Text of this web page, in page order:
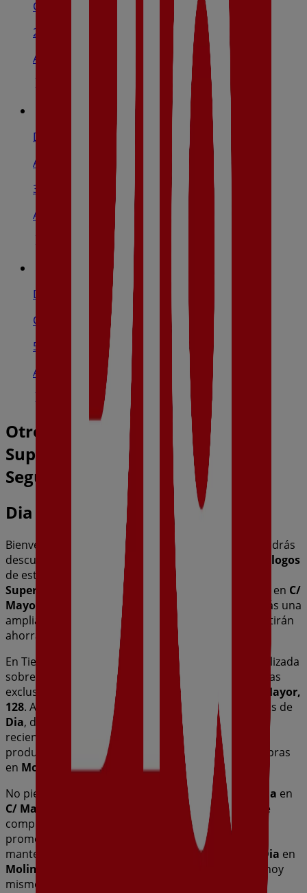
Cr. Nacional 334 , S/Nº, Alguazas
2.3 km
Abierto
Dia
Av Diputacion Nº 10, Torres De Cotillas
3.4 km
Abierto
Dia
Cr. De Archena, Nº30, Lorquí
5.6 km
Abierto
Otros negocios de Hiper-
Supermercados en Molina de
Segura
Dia
Bienvenido a la tienda de
en Tiendeo, donde podrás
descubrir las mejores
ofertas
catálogos
de esta destacada marca del sector de
Supermercados
. Nuestra tienda física está ubicada en C/
Mayor, 128
Molina de Segura
, y en ella encontrarás una
amplia gama de productos de calidad que te permitirán
ahorrar durante todo el
agosto de 2026
En Tiendeo te ofrecemos toda la información actualizada
sobre
, como los horarios de apertura, las ofertas
exclusivas y la ubicación exacta de la tienda en
C/ Mayor,
128. Además, tendrás acceso a los últimos catálogos de
Dia, donde podrás descubrir las promociones más
recientes y aprovechar grandes descuentos en
productos de
Hiper-Supermercados
para tus compras
en Molina de Segura
No pierdas la oportunidad de visitar la tienda de
Dia en
C/ Mayor, 128
para disfrutar de una experiencia de
compra completa. Te invitamos a explorar las
promociones que tenemos para ti este
mantenerte informado de las mejores ofertas de
Dia en
Molina de Segura
. ¡Visítanos y empieza a ahorrar hoy
mismo!